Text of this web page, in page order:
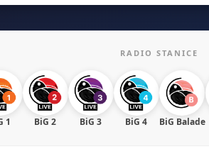
RADIO STANICE
1 BiG 2 BiG 3 BiG 4 BiG Balade